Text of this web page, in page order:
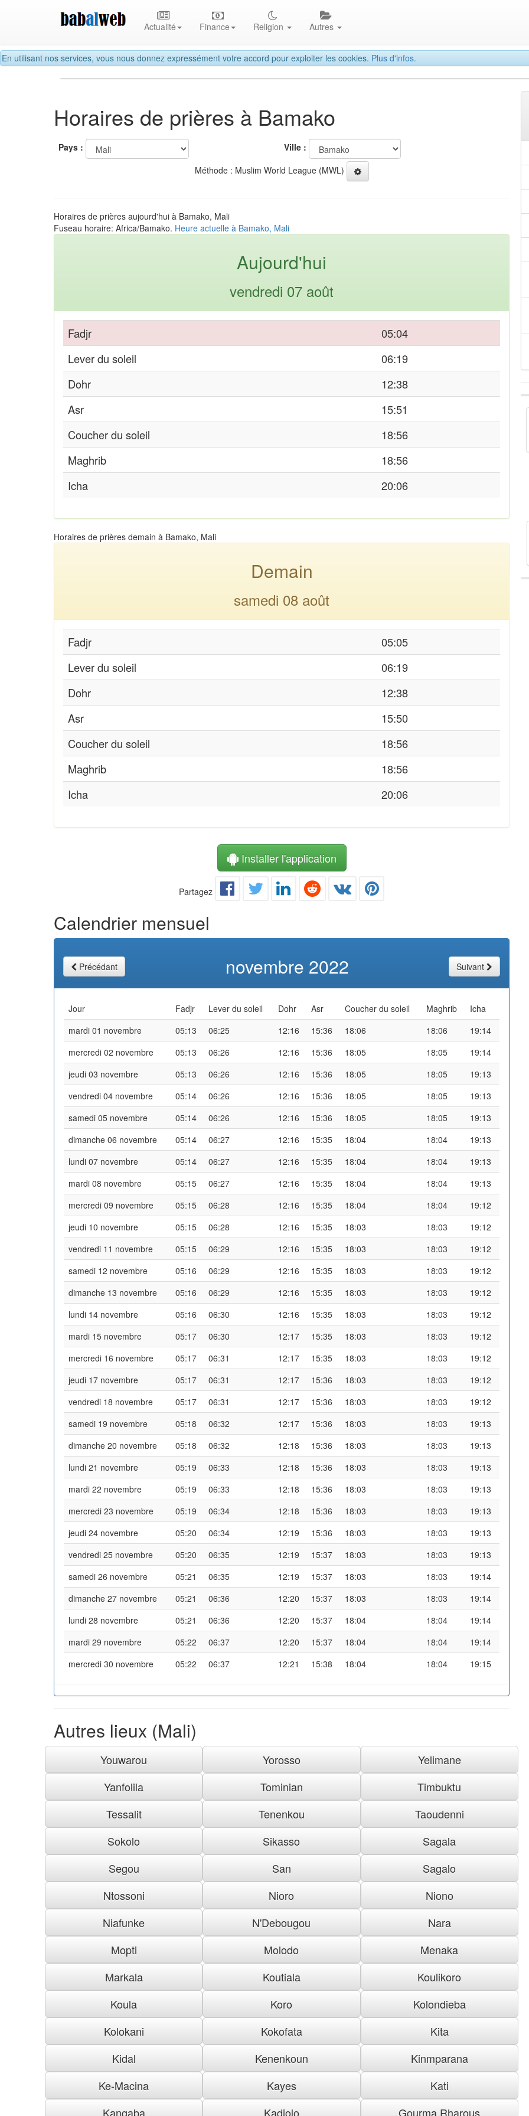
En utilisant nos services, vous nous donnez expressément votre accord pour exploiter les cookies. Plus d'infos.
Actualité Finance Religion Autres
Horaires de prières à Bamako
Pays :
Ville :
Méthode : Muslim World League (MWL)
Horaires de prières aujourd'hui à Bamako, Mali
Fuseau horaire: Africa/Bamako. Heure actuelle à Bamako, Mali
Aujourd'hui
vendredi 07 août
Fadjr
05:04
Lever du soleil
06:19
Dohr
12:38
Asr
15:51
Coucher du soleil
18:56
Maghrib
18:56
Icha
20:06
Horaires de prières demain à Bamako, Mali
Demain
samedi 08 août
Fadjr
05:05
Lever du soleil
06:19
Dohr
12:38
Asr
15:50
Coucher du soleil
18:56
Maghrib
18:56
Icha
20:06
Installer l'application
Partagez
Calendrier mensuel
Précédant novembre 2022 Suivant
Jour Fadjr Lever du soleil Dohr Asr Coucher du soleil Maghrib
Icha
mardi 01 novembre
05:13 06:25 12:16 15:36 18:06 18:06
19:14
mercredi 02 novembre
05:13 06:26 12:16 15:36 18:05 18:05
19:14
jeudi 03 novembre
05:13 06:26 12:16 15:36 18:05 18:05
19:13
vendredi 04 novembre
05:14 06:26 12:16 15:36 18:05 18:05
19:13
samedi 05 novembre
05:14 06:26 12:16 15:36 18:05 18:05
19:13
dimanche 06 novembre
05:14 06:27 12:16 15:35 18:04 18:04
19:13
lundi 07 novembre
05:14 06:27 12:16 15:35 18:04 18:04
19:13
mardi 08 novembre
05:15 06:27 12:16 15:35 18:04 18:04
19:13
mercredi 09 novembre
05:15 06:28 12:16 15:35 18:04 18:04
19:12
jeudi 10 novembre
05:15 06:28 12:16 15:35 18:03 18:03
19:12
vendredi 11 novembre
05:15 06:29 12:16 15:35 18:03 18:03
19:12
samedi 12 novembre
05:16 06:29 12:16 15:35 18:03 18:03
19:12
dimanche 13 novembre
05:16 06:29 12:16 15:35 18:03 18:03
19:12
lundi 14 novembre
05:16 06:30 12:16 15:35 18:03 18:03
19:12
mardi 15 novembre
05:17 06:30 12:17 15:35 18:03 18:03
19:12
mercredi 16 novembre
05:17 06:31 12:17 15:35 18:03 18:03
19:12
jeudi 17 novembre
05:17 06:31 12:17 15:36 18:03 18:03
19:12
vendredi 18 novembre
05:17 06:31 12:17 15:36 18:03 18:03
19:12
samedi 19 novembre
05:18 06:32 12:17 15:36 18:03 18:03
19:13
dimanche 20 novembre
05:18 06:32 12:18 15:36 18:03 18:03
19:13
lundi 21 novembre
05:19 06:33 12:18 15:36 18:03 18:03
19:13
mardi 22 novembre
05:19 06:33 12:18 15:36 18:03 18:03
19:13
mercredi 23 novembre
05:19 06:34 12:18 15:36 18:03 18:03
19:13
jeudi 24 novembre
05:20 06:34 12:19 15:36 18:03 18:03
19:13
vendredi 25 novembre
05:20 06:35 12:19 15:37 18:03 18:03
19:13
samedi 26 novembre
05:21 06:35 12:19 15:37 18:03 18:03
19:14
dimanche 27 novembre
05:21 06:36 12:20 15:37 18:03 18:03
19:14
lundi 28 novembre
05:21 06:36 12:20 15:37 18:04 18:04
19:14
mardi 29 novembre
05:22 06:37 12:20 15:37 18:04 18:04
19:14
mercredi 30 novembre
05:22 06:37 12:21 15:38 18:04 18:04 19:15
Autres lieux (Mali)
Youwarou Yorosso
Yelimane
Yanfolila
Tominian
Timbuktu
Tessalit
Tenenkou
Taoudenni
Sokolo
Sikasso
Sagala
Segou
San
Sagalo
Ntossoni
Nioro
Niono
Niafunke
N'Debougou
Nara
Mopti
Molodo
Menaka
Markala
Koutiala
Koulikoro
Koula
Koro
Kolondieba
Kolokani
Kokofata
Kita
Kidal
Kenenkoun
Kinmparana
Ke-Macina
Kayes
Kati
Kangaba
Kadiolo Gourma Rharous